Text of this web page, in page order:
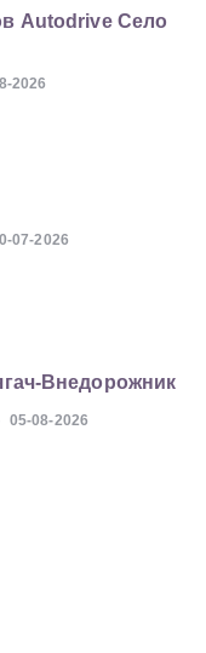
Autodrive Село
2026
07-2026
Внедорожник
05-08-2026